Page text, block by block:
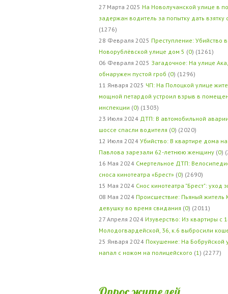
27 Марта 2025 На Новолучанской улице в
задержан водитель за попытку дать
(1276)
28 Февраля 2025 Преступление: Убийство
Новорублёвской улице дом 5 (0) (1261)
06 Февраля 2025 Загадочное: На улице
обнаружен пустой гроб (0) (1296)
11 Января 2025 ЧП: На Полоцкой улице
мощной петардой устроил взрыв в
инспекции (0) (1303)
23 Июля 2024 ДТП: В автомобильной
шоссе спасли водителя (0) (2020)
12 Июля 2024 Убийство: В квартире дома
Павлова зарезали 62-летнюю женщину (0)
16 Мая 2024 Смертельное ДТП:
сноса кинотеатра «Брест» (0) (2690)
15 Мая 2024 Снос кинотеатра "Брест": уход
08 Мая 2024 Происшествие: Пьяный житель
девушку во время свидания (0) (2011)
27 Апреля 2024 Изуверство: Из квартиры с
Молодогвардейской, 36, к.6 выбросили
25 Января 2024 Покушение: На Бобруйской
напал с ножом на полицейского (1 ) (2277)